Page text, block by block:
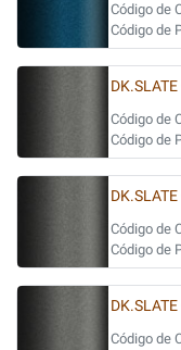
Código de
Código de
Código de
Código de
Código de
Código de
Código de